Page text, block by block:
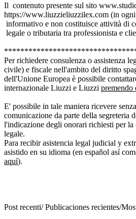
Il contenuto presente sul sito
https://www.liuzzieliuzzilex.com (in
informativo e non costituisce attività di
legale o tributaria tra professionista e
Per richiedere consulenza o assistenza
civile) e fiscale nell'ambito del diritto
dell'Unione Europea è possibile
internazionale Liuzzi e Liuzzi premendo
E' possibile in tale maniera ricevere
comunicazione da parte della segreteria
l'indicazione degli onorari richiesti per la
legale.
Para recibir asistencia legal judicial y
asistido en su idioma (en español así
aquí).
Post recenti/ Publicaciones recientes/